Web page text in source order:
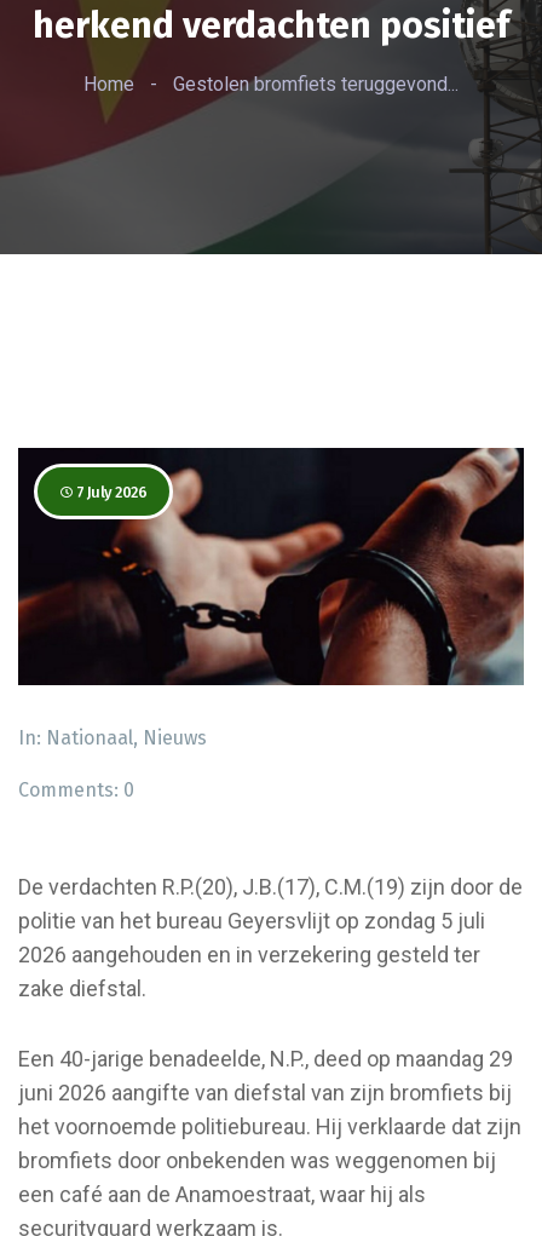
herkend verdachten positief
Home - Gestolen bromfiets teruggevond...
7 July 2026
In: Nationaal, Nieuws
Comments: 0
De verdachten R.P.(20), J.B.(17), C.M.(19) zijn door de
politie van het bureau Geyersvlijt op zondag 5 juli
2026 aangehouden en in verzekering gesteld ter
zake diefstal.
Een 40-jarige benadeelde, N.P., deed op maandag 29
juni 2026 aangifte van diefstal van zijn bromfiets bij
het voornoemde politiebureau. Hij verklaarde dat zijn
bromfiets door onbekenden was weggenomen bij
een café aan de Anamoestraat, waar hij als
securityguard werkzaam is.